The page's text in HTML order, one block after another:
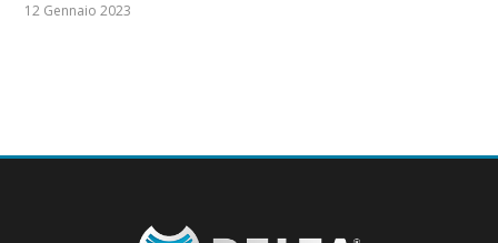
12 Gennaio 2023